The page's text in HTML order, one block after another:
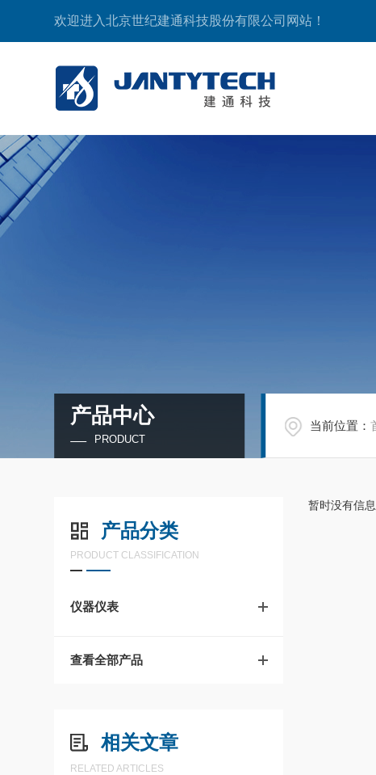
欢迎进入北京世纪建通科技股份有限公司网站！
产品中心
PRODUCT
当前位置：
产品分类
PRODUCT CLASSIFICATION
仪器仪表
查看全部产品
相关文章
RELATED ARTICLES
暂时没有信息